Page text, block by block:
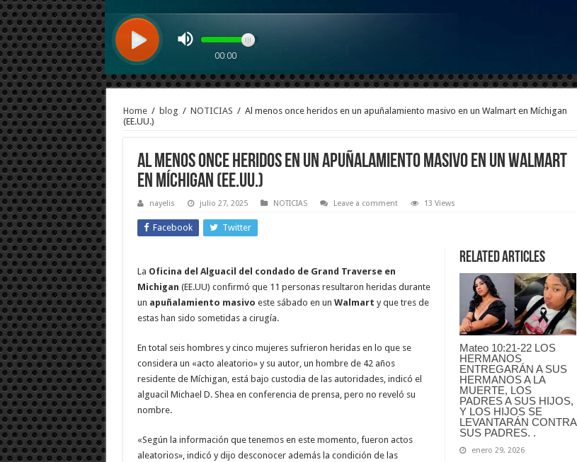
Home / blog / NOTICIAS / Al menos once heridos en un apuñalamiento masivo en un Walmart en Míchigan
(EE.UU.)
Al menos once heridos en un apuñalamiento masivo en un Walmart
en Míchigan (EE.UU.)
nayelis julio 27, 2025 NOTICIAS Leave a comment 13 Views
Facebook Twitter
Related Articles
Mateo 10:21-22 LOS
HERMANOS
ENTREGARÁN A SUS
HERMANOS A LA
MUERTE, LOS
PADRES A SUS HIJOS,
Y LOS HIJOS SE
LEVANTARÁN CONTRA
SUS PADRES. .
enero 29, 2026
La Oficina del Alguacil del condado de Grand Traverse en
Michigan (EE.UU) confirmó que 11 personas resultaron heridas durante
un apuñalamiento masivo este sábado en un Walmart y que tres de
estas han sido sometidas a cirugía.
En total seis hombres y cinco mujeres sufrieron heridas en lo que se
considera un «acto aleatorio» y su autor, un hombre de 42 años
residente de Míchigan, está bajo custodia de las autoridades, indicó el
alguacil Michael D. Shea en conferencia de prensa, pero no reveló su
nombre.
«Según la información que tenemos en este momento, fueron actos
aleatorios», indicó y dijo desconocer además la condición de las